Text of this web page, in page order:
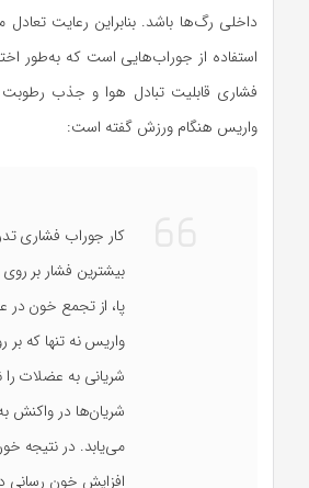
داخلی رگ‌ها باشد. بنابراین رعایت
استفاده از جوراب‌هایی است که به‌طور
فشاری قابلیت تبادل هوا و جذب رطوبت
واریس هنگام ورزش گفته است:
کار جوراب فشاری
بیشترین فشار بر
پا، از تجمع خون
واریس نه تنها که بر
شریانی به عضلات
شریان‌ها در واکنش
می‌یابد. در نتیجه
افزایش خون رسانی